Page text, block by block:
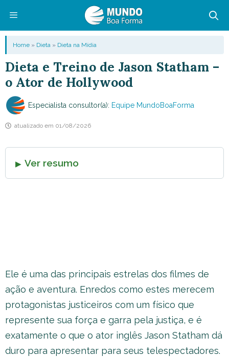
conteúdo
Menu
Home » Dieta » Dieta na Mídia
Dieta e Treino de Jason Statham –
o Ator de Hollywood
Especialista consultor(a): Equipe MundoBoaForma
atualizado em 01/08/2026
Ver resumo
Ele é uma das principais estrelas dos filmes de
ação e aventura. Enredos como estes merecem
protagonistas justiceiros com um físico que
represente sua força e garra pela justiça, e é
exatamente o que o ator inglês Jason Statham dá
duro para apresentar para seus telespectadores.